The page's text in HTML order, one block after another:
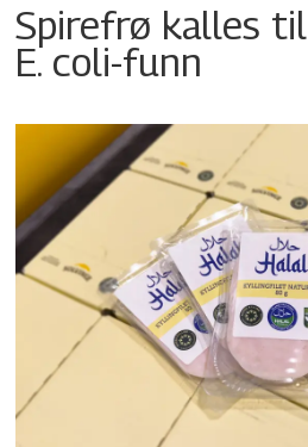
Spirefrø kalles
E. coli-funn